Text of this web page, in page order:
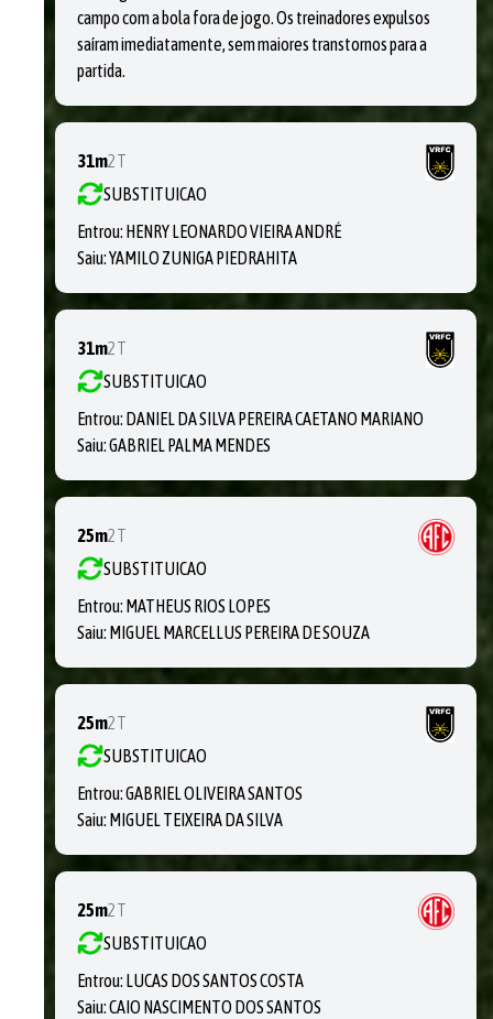
campo com a bola fora de jogo. Os treinadores expulsos
saíram imediatamente, sem maiores transtornos para a
partida.
31m2T
SUBSTITUICAO
Entrou: HENRY LEONARDO VIEIRA ANDRÉ
Saiu:YAMILO ZUNIGA PIEDRAHITA
31m2T
SUBSTITUICAO
Entrou: DANIEL DA SILVA PEREIRA CAETANO MARIANO
Saiu:GABRIEL PALMA MENDES
25m2T
SUBSTITUICAO
Entrou: MATHEUS RIOS LOPES
Saiu: MIGUEL MARCELLUS PEREIRA DE SOUZA
25m2T
SUBSTITUICAO
Entrou:GABRIEL OLIVEIRA SANTOS
Saiu: MIGUEL TEIXEIRA DA SILVA
25m2T
SUBSTITUICAO
Entrou: LUCAS DOS SANTOS COSTA
Saiu:CAIO NASCIMENTO DOS SANTOS